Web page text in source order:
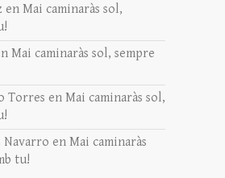
en Mai caminaràs sol,
Mai caminaràs sol, sempre
Torres en Mai caminaràs sol,
Navarro en Mai caminaràs
tu!